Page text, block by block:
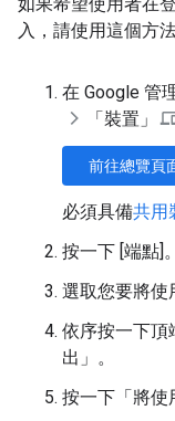
入，請使用這個方法
在 Google 管
「裝置」
前往總覽頁
必須具備共用
按一下 [端點]。
選取您要將使
依序按一下頂
出」 。
按一下「將使